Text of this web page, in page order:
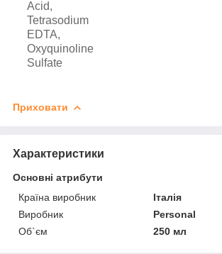
Acid,
Tetrasodium
EDTA,
Oxyquinoline
Sulfate
Приховати
Характеристики
Основні атрибути
Країна виробник
Італія
Виробник
Personal
Об`єм
250 мл